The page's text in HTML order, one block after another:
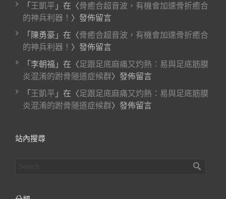
「 王凱平 」在〈骨癒合超音波，有機會加速骨折癒合
的神兵利器！ 〉發佈留言
「 陳勇豪 」在〈骨癒合超音波，有機會加速骨折癒合
的神兵利器！ 〉發佈留言
「 李朝福 」在〈足跟足底麻痛又灼熱：易與足底筋膜
炎混淆的跗骨隧道症候群〉發佈留言
「 王凱平 」在〈足跟足底麻痛又灼熱：易與足底筋膜
炎混淆的跗骨隧道症候群〉發佈留言
站內搜尋